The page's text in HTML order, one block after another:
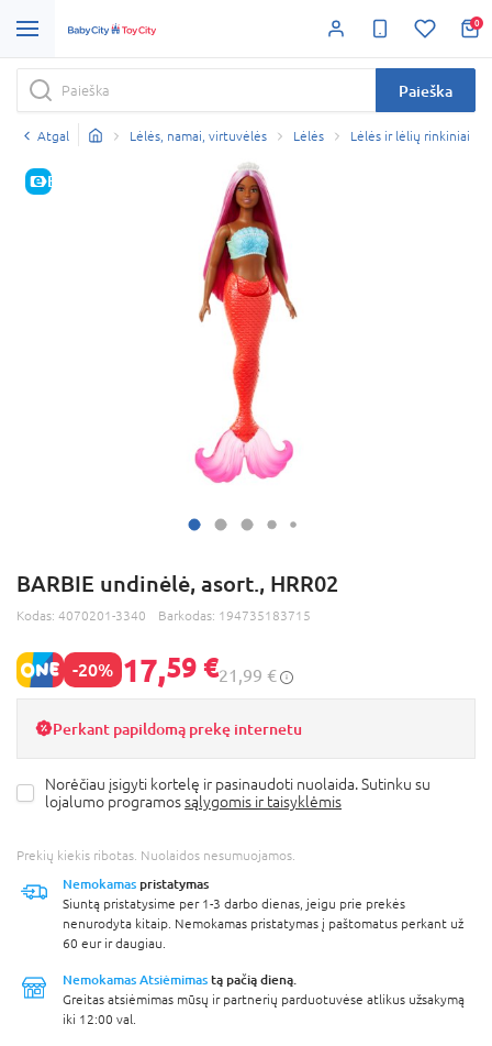
0
Paieška
Atgal Lėlės, namai, virtuvėlės Lėlės Lėlės ir lėlių rinkiniai
E-KAINA
BARBIE undinėlė, asort., HRR02
Kodas: 4070201-3340 Barkodas: 194735183715
-20% 17,59 €21,99 €
Perkant papildomą prekę internetu
Norėčiau įsigyti kortelę ir pasinaudoti nuolaida. Sutinku su
lojalumo programossąlygomis ir taisyklėmis
Prekių kiekis ribotas. Nuolaidos nesumuojamos.
Nemokamas pristatymas
Siuntą pristatysime per 1-3 darbo dienas, jeigu prie prekės
nenurodyta kitaip. Nemokamas pristatymas į paštomatus perkant už
60 eur ir daugiau.
Nemokamas Atsiėmimas tą pačią dieną.
Greitas atsiėmimas mūsų ir partnerių parduotuvėse atlikus užsakymą
iki 12:00 val.